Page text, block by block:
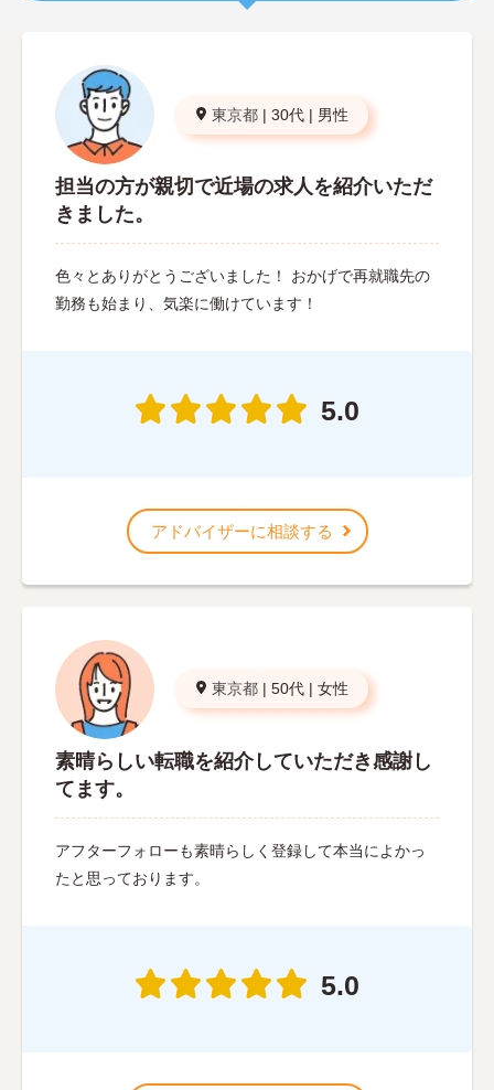
東京都 | 30代 | 男性
担当の方が親切で近場の求人を紹介いただ
きました。
色々とありがとうございました！ おかげで再就職先の
勤務も始まり、気楽に働けています！
5.0
アドバイザーに相談する
東京都 | 50代 | 女性
素晴らしい転職を紹介していただき感謝し
てます。
アフターフォローも素晴らしく登録して本当によかっ
たと思っております。
5.0